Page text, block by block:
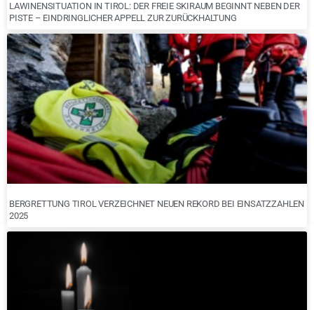
LAWINENSITUATION IN TIROL: DER FREIE SKIRAUM BEGINNT NEBEN DER
PISTE – EINDRINGLICHER APPELL ZUR ZURÜCKHALTUNG
BERGRETTUNG TIROL VERZEICHNET NEUEN REKORD BEI EINSATZZAHLEN
2025